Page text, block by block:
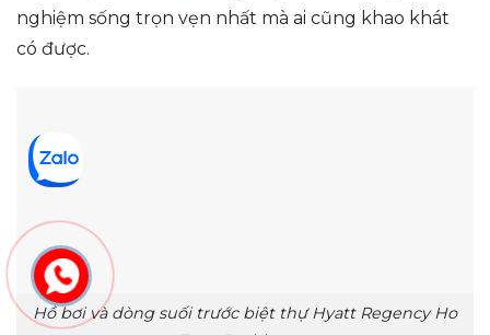
nghiệm sống trọn vẹn nhất mà ai cũng khao khát
có được.
Hồ bơi và dòng suối trước biệt thự Hyatt Regency Ho